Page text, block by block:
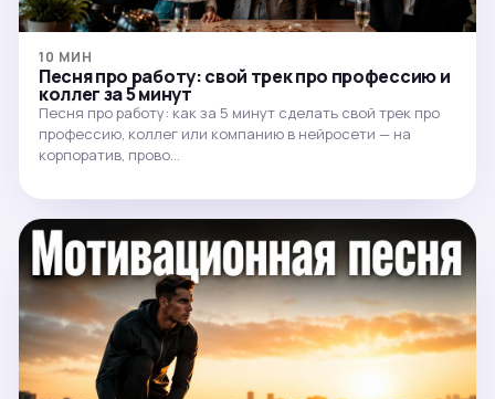
10 МИН
Песня про работу: свой трек про профессию и
коллег за 5 минут
Песня про работу: как за 5 минут сделать свой трек про
профессию, коллег или компанию в нейросети — на
корпоратив, прово…